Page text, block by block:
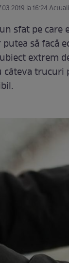
la 16:24
sfat pe care
să facă
extrem
trucuri